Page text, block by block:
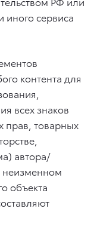
иного сервиса
контента для
всех знаков
прав, товарных
автора/
неизменном
объекта